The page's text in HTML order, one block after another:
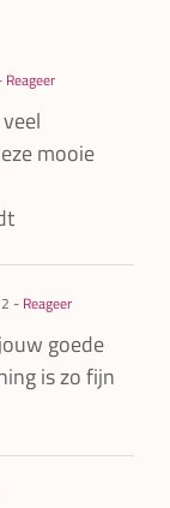
Reageer
mooie
- Reageer
goede
is zo fijn